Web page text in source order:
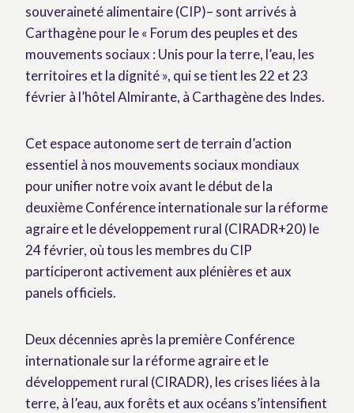
souveraineté alimentaire (CIP)– sont arrivés à
Carthagène pour le « Forum des peuples et des
mouvements sociaux : Unis pour la terre, l’eau, les
territoires et la dignité », qui se tient les 22 et 23
février à l’hôtel Almirante, à Carthagène des Indes.
Cet espace autonome sert de terrain d’action
essentiel à nos mouvements sociaux mondiaux
pour unifier notre voix avant le début de la
deuxième Conférence internationale sur la réforme
agraire et le développement rural (CIRADR+20) le
24 février, où tous les membres du CIP
participeront activement aux plénières et aux
panels officiels.
Deux décennies après la première Conférence
internationale sur la réforme agraire et le
développement rural (CIRADR), les crises liées à la
terre, à l’eau, aux forêts et aux océans s’intensifient